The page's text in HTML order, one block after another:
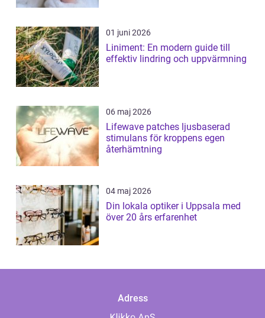
01 juni 2026
Liniment: En modern guide till
effektiv lindring och uppvärmning
06 maj 2026
Lifewave patches ljusbaserad
stimulans för kroppens egen
återhämtning
04 maj 2026
Din lokala optiker i Uppsala med
över 20 års erfarenhet
Adress